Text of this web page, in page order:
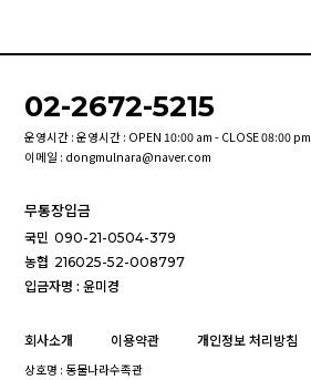
02-2672-5215
운영시간 : 운영시간 : OPEN 10:00 am - CLOSE 08:00 pm
이메일 : dongmulnara@naver.com
무통장입금
국민 090-21-0504-379
농협 216025-52-008797
입금자명 : 윤미경
회사소개 이용약관 개인정보 처리방침
상호명 : 동물나라수족관